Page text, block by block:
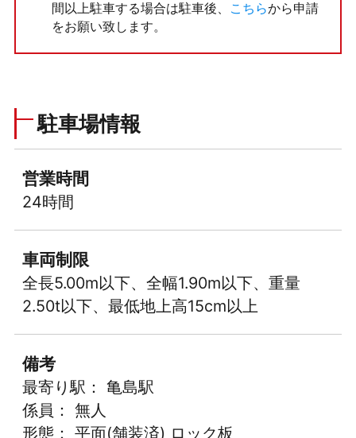
間以上駐車する場合は駐車後、
こちらから申請
をお願い致します。
駐車場情報
営業時間
24時間
車両制限
全長5.00m以下、全幅1.90m以下、重量
2.50t以下、最低地上高15cm以上
備考
最寄り駅： 亀島駅
係員： 無人
形態： 平面(舗装済) ロック板